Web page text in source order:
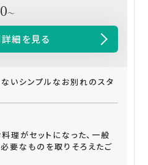
～
細を見る
いシンプルなお別れのスタ
理がセットになった、一般
要なものを取りそろえたご